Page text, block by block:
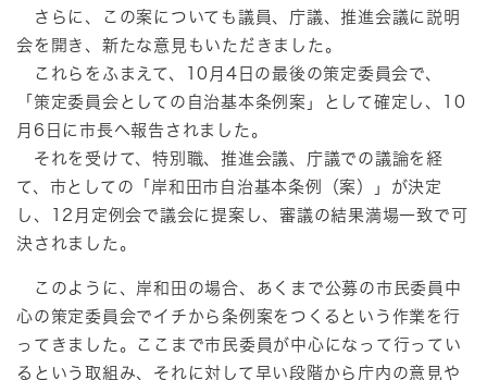
さらに、この案についても議員、庁議、推進会議に説明
会を開き、新たな意見もいただきました。
これらをふまえて、10月4日の最後の策定委員会で、
「策定委員会としての自治基本条例案」として確定し、10
月6日に市長へ報告されました。
それを受けて、特別職、推進会議、庁議での議論を経
て、市としての「岸和田市自治基本条例（案）」が決定
し、12月定例会で議会に提案し、審議の結果満場一致で可
決されました。
このように、岸和田の場合、あくまで公募の市民委員中
心の策定委員会でイチから条例案をつくるという作業を行
ってきました。ここまで市民委員が中心になって行ってい
るという取組み、それに対して早い段階から庁内の意見や